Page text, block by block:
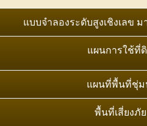
ทรัพยากรดินปัญหาของประเทศไ
แผนที่การแพร่กระจายของครา
เหนือ
ภาพถ่ายออร์โธสีเชิงเลข มาตรา
ภาพถ่ายออร์โธสีเชิงเลข มาตร
แผนที่เส้นชั้นความสูงเชิงเลข ม
ภาพถ่ายทางอากาศสีเชิงเลข มา
แบบจำลองระดับสูงเชิงเลข ม
แผนการใช้ที่
แผนการใช้ที่ดินระดับตำบล
แผนการใช้ที่ดินระดับลุ่มน้ำสาขา
แผนที่พื้นที่ชุ่ม
พื้นที่เสี่ยงภัย